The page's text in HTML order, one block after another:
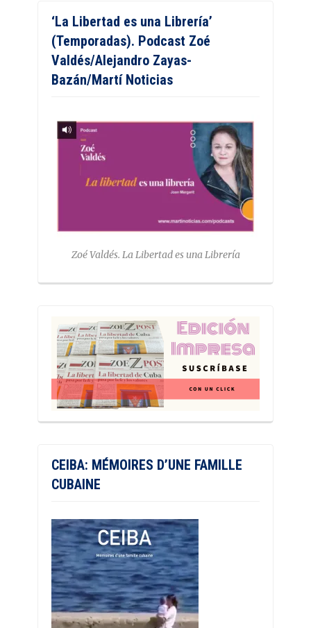
‘La Libertad es una Librería’
(Temporadas). Podcast Zoé
Valdés/Alejandro Zayas-
Bazán/Martí Noticias
Zoé Valdés. La Libertad es una Librería
CEIBA: MÉMOIRES D’UNE FAMILLE
CUBAINE